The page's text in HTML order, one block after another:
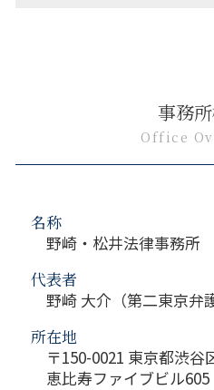
事務
Office
名称
野崎・松井法律事務所
代表者
野崎 大介（第二東京弁
所在地
〒150-0021 東京都渋谷
恵比寿ファイブビル605